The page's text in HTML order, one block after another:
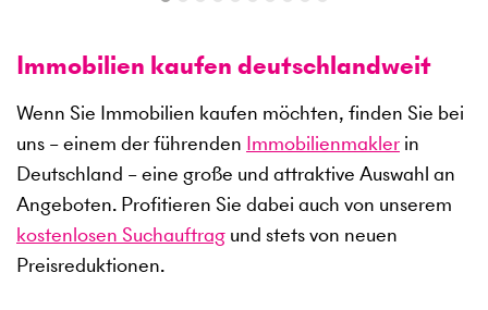
Immobilien kaufen deutschlandweit
Wenn Sie Immobilien kaufen möchten, finden Sie bei
uns – einem der führenden Immobilienmakler in
Deutschland – eine große und attraktive Auswahl an
Angeboten. Profitieren Sie dabei auch von unserem
kostenlosen Suchauftrag und stets von neuen
Preisreduktionen.